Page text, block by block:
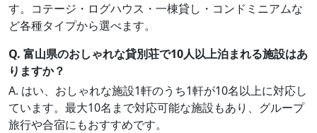
す。コテージ・ログハウス・一棟貸し・コンドミニアムな
ど各種タイプから選べます。
Q. 富山県のおしゃれな貸別荘で10人以上泊まれる施設はあ
りますか？
A. はい、おしゃれな施設1軒のうち1軒が10名以上に対応し
ています。最大10名まで対応可能な施設もあり、グループ
旅行や合宿にもおすすめです。